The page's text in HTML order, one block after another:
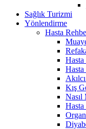
Sağlık Turizmi
Yönlendirme
Hasta
Hasta
Kış
Nasıl